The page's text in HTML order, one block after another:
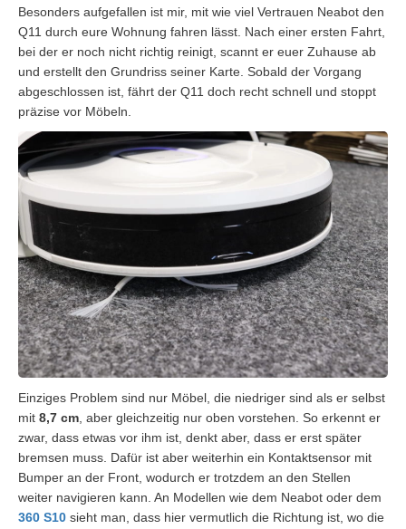
Besonders aufgefallen ist mir, mit wie viel Vertrauen Neabot den
Q11 durch eure Wohnung fahren lässt. Nach einer ersten Fahrt,
bei der er noch nicht richtig reinigt, scannt er euer Zuhause ab
und erstellt den Grundriss seiner Karte. Sobald der Vorgang
abgeschlossen ist, fährt der Q11 doch recht schnell und stoppt
präzise vor Möbeln.
Einziges Problem sind nur Möbel, die niedriger sind als er selbst
mit 8,7 cm , aber gleichzeitig nur oben vorstehen. So erkennt er
zwar, dass etwas vor ihm ist, denkt aber, dass er erst später
bremsen muss. Dafür ist aber weiterhin ein Kontaktsensor mit
Bumper an der Front, wodurch er trotzdem an den Stellen
weiter navigieren kann. An Modellen wie dem Neabot oder dem
360 S10 sieht man, dass hier vermutlich die Richtung ist, wo die